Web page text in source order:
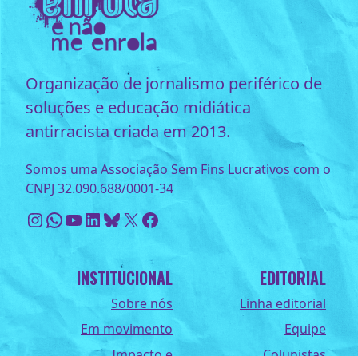
Organização de jornalismo periférico de
soluções e educação midiática
antirracista criada em 2013.
Somos uma Associação Sem Fins Lucrativos com o
CNPJ 32.090.688/0001-34
Instagram
WhatsApp
Youtube
LinkedIn
Bluesky
X Facebook
INSTITUCIONAL
Sobre nós
Em movimento
EDITORIAL
Linha editorial
Equipe